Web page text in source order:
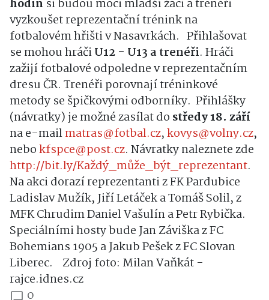
vyzkoušet reprezentační trénink na
fotbalovém hřišti v Nasavrkách.
Přihlašovat
se mohou hráči U12 - U13 a trenéři . Hráči
zažijí fotbalové odpoledne v reprezentačním
dresu ČR. Trenéři porovnají tréninkové
metody se špičkovými odborníky. Přihlášky
(návratky) je možné zasílat do středy 18. září
na e-mailmatras@fotbal.cz kovys@volny.cz
nebokfspce@post.cz . Návratky naleznete zde
http://bit.ly/Každý_může_být_reprezentant
Na akci dorazí reprezentanti z FK Pardubice
Ladislav Mužík, Jiří Letáček a Tomáš Solil, z
MFK Chrudim Daniel Vašulín a Petr Rybička.
Speciálními hosty bude Jan Záviška z FC
Bohemians 1905 a Jakub Pešek z FC Slovan
Liberec.
Zdroj foto: Milan Vaňkát -
rajce.idnes.cz
0